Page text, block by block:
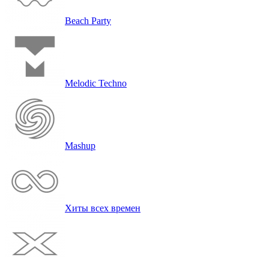
Beach Party
Melodic Techno
Mashup
Хиты всех вре­мен